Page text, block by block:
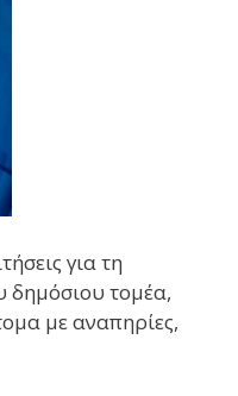
για τη
δημόσιου τομέα,
με αναπηρίες,